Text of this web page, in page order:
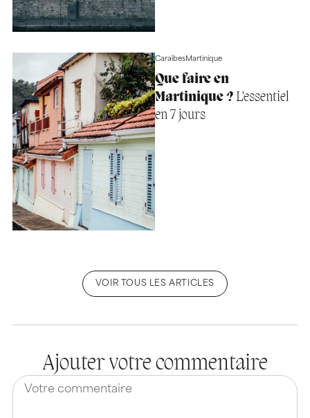
CaraïbesMartinique
Que faire en
Martinique ?L’essentiel
en 7 jours
VOIR TOUS LES ARTICLES
Ajouter votre commentaire